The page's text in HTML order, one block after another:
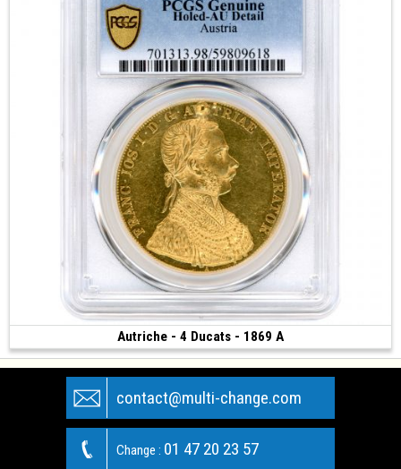
Autriche - 4 Ducats - 1869 A
(1869 • Vienne • 13.95 g • 39.5 mm)
contact@multi-change.com
Change : 01 47 20 23 57